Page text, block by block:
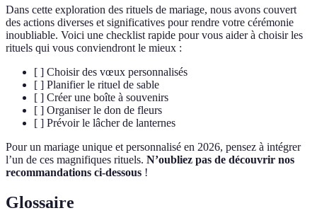
Dans cette exploration des rituels de mariage, nous avons couvert
des actions diverses et significatives pour rendre votre cérémonie
inoubliable. Voici une checklist rapide pour vous aider à choisir les
rituels qui vous conviendront le mieux :
[ ] Choisir des vœux personnalisés
[ ] Planifier le rituel de sable
[ ] Créer une boîte à souvenirs
[ ] Organiser le don de fleurs
[ ] Prévoir le lâcher de lanternes
Pour un mariage unique et personnalisé en 2026, pensez à intégrer
l’un de ces magnifiques rituels. N’oubliez pas de découvrir nos
recommandations ci-dessous !
Glossaire